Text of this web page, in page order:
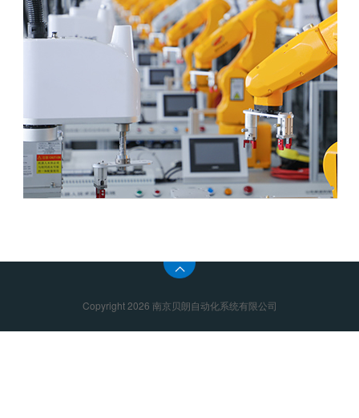
Copyright 2026 南京贝朗自动化系统有限公司